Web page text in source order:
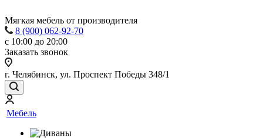
Мягкая мебель от производителя
8 (900) 062-92-70
с 10:00 до 20:00
Заказать звонок
г. Челябинск, ул. Проспект Победы 348/1
Мебель